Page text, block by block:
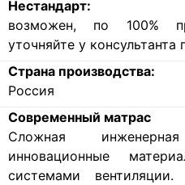
Нестандарт:
возможен, по 100%
уточняйте у консультанта
Страна производства:
Россия
Современный матрас
Cложная
инновационные
системами